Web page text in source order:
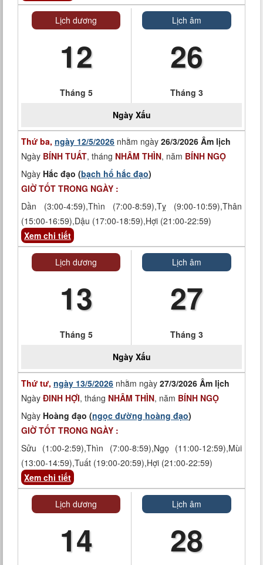
Lịch dương
12
Tháng 5
Lịch âm
26
Tháng 3
Ngày Xấu
Thứ ba, ngày 12/5/2026 nhằm ngày 26/3/2026 Âm lịch
Ngày BÍNH TUẤT, tháng NHÂM THÌN, năm BÍNH NGỌ
Ngày Hắc đạo (bạch hổ hắc đạo)
GIỜ TỐT TRONG NGÀY :
Dần (3:00-4:59),Thìn (7:00-8:59),Tỵ (9:00-10:59),Thân
(15:00-16:59),Dậu (17:00-18:59),Hợi (21:00-22:59)
Xem chi tiết
Lịch dương
13
Tháng 5
Lịch âm
27
Tháng 3
Ngày Xấu
Thứ tư, ngày 13/5/2026 nhằm ngày 27/3/2026 Âm lịch
Ngày ĐINH HỢI, tháng NHÂM THÌN, năm BÍNH NGỌ
Ngày Hoàng đạo (ngọc đường hoàng đạo)
GIỜ TỐT TRONG NGÀY :
Sửu (1:00-2:59),Thìn (7:00-8:59),Ngọ (11:00-12:59),Mùi
(13:00-14:59),Tuất (19:00-20:59),Hợi (21:00-22:59)
Xem chi tiết
Lịch dương
14
Lịch âm
28